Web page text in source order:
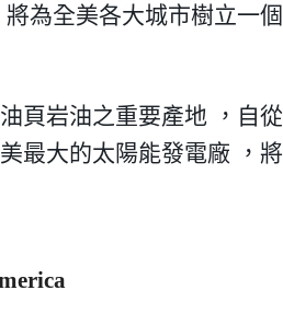
將為全美各大城市樹立一個
頁岩油之重要產地 ， 自從
最大的太陽能發電廠 ， 將